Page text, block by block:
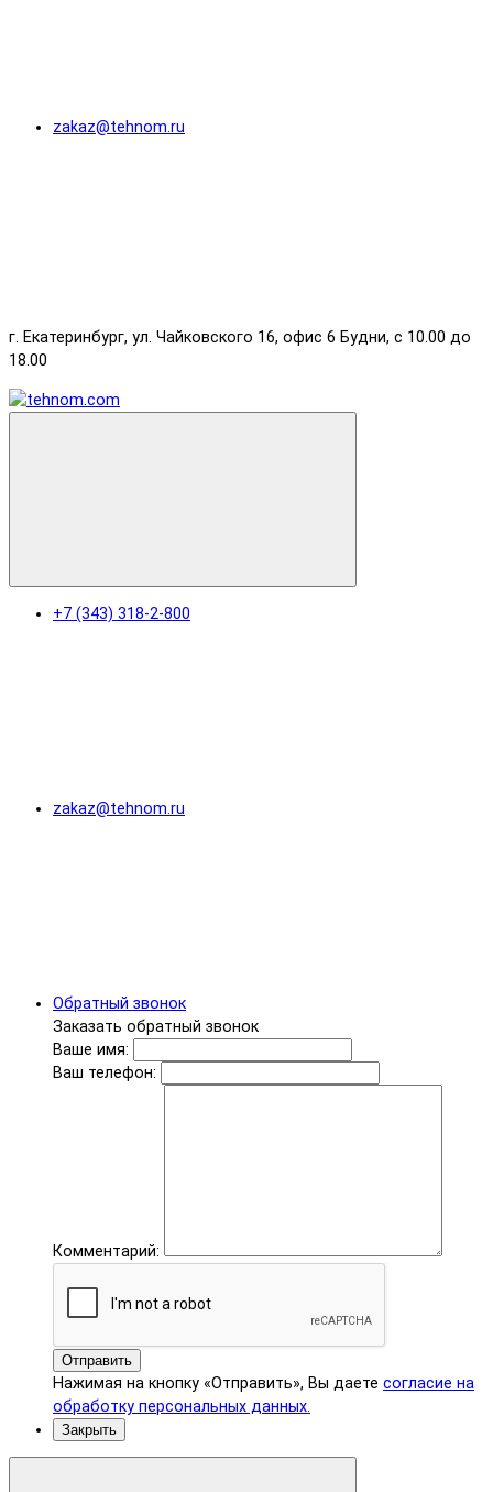
zakaz@tehnom.ru
г. Екатеринбург, ул. Чайковского 16, офис 6 Будни, с 10.00 до
18.00
+7 (343) 318-2-800
zakaz@tehnom.ru
Обратный звонок
Заказать обратный звонок
Ваше имя:
Ваш телефон:
Комментарий:
Отправить
Нажимая на кнопку «Отправить», Вы даете согласие на
обработку персональных данных.
Закрыть